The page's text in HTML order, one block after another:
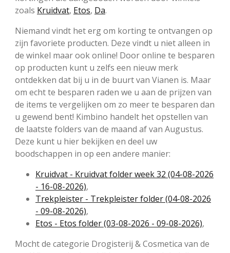
zoals Kruidvat, Etos, Da.
Niemand vindt het erg om korting te ontvangen op
zijn favoriete producten. Deze vindt u niet alleen in
de winkel maar ook online! Door online te besparen
op producten kunt u zelfs een nieuw merk
ontdekken dat bij u in de buurt van Vianen is. Maar
om echt te besparen raden we u aan de prijzen van
de items te vergelijken om zo meer te besparen dan
u gewend bent! Kimbino handelt het opstellen van
de laatste folders van de maand af van Augustus.
Deze kunt u hier bekijken en deel uw
boodschappen in op een andere manier:
Kruidvat - Kruidvat folder week 32 (04-08-2026
- 16-08-2026),
Trekpleister - Trekpleister folder (04-08-2026
- 09-08-2026),
Etos - Etos folder (03-08-2026 - 09-08-2026),
Mocht de categorie Drogisterij & Cosmetica van de